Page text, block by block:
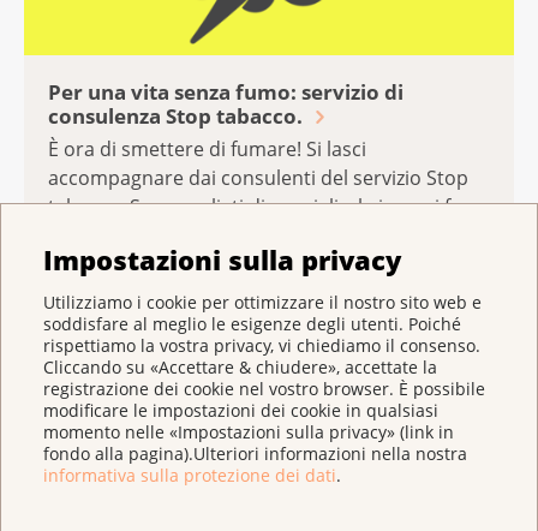
Impostazioni sulla privacy
Utilizziamo i cookie per ottimizzare il nostro sito web e
soddisfare al meglio le esigenze degli utenti. Poiché
rispettiamo la vostra privacy, vi chiediamo il consenso.
Cliccando su «Accettare & chiudere», accettate la
registrazione dei cookie nel vostro browser. È possibile
modificare le impostazioni dei cookie in qualsiasi
momento nelle «Impostazioni sulla privacy» (link in
fondo alla pagina).Ulteriori informazioni nella nostra
informativa sulla protezione dei dati.
Per una vita senza fumo: servizio di
consulenza Stop tabacco.
È ora di smettere di fumare! Si lasci
accompagnare dai consulenti del servizio Stop
tabacco. Saranno lieti di consigliarla in ogni fase
Ciò che mi ha aiutato di più sono stati i
cerotti alla nicotina e la consulente di Stop
tabacco. Grazie di cuore!
Anonimo